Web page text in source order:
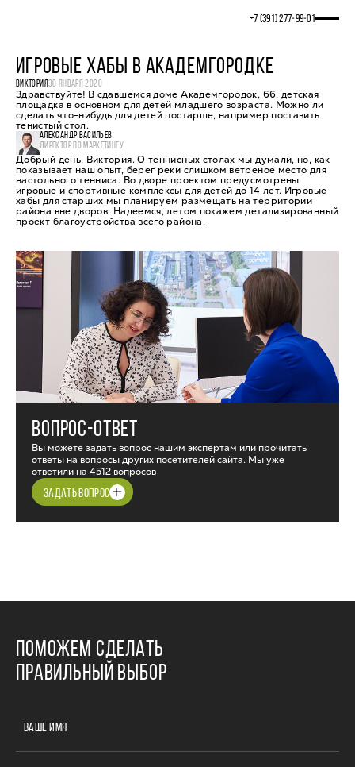
+7 (391) 277‒99‒01
ИГРОВЫЕ ХАБЫ В АКАДЕМГОРОДКЕ
ВИКТОРИЯ30 ЯНВАРЯ 2020
Здравствуйте! В сдавшемся доме Академгородок, 66, детская
площадка в основном для детей младшего возраста. Можно ли
сделать что-нибудь для детей постарше, например поставить
тенистый стол.
АЛЕКСАНДР ВАСИЛЬЕВ
ДИРЕКТОР ПО МАРКЕТИНГУ
Добрый день, Виктория. О теннисных столах мы думали, но, как
показывает наш опыт, берег реки слишком ветреное место для
настольного тенниса. Во дворе проектом предусмотрены
игровые и спортивные комплексы для детей до 14 лет. Игровые
хабы для старших мы планируем размещать на территории
района вне дворов. Надеемся, летом покажем детализированный
проект благоустройства всего района.
ВОПРОС-ОТВЕТ
Вы можете задать вопрос нашим экспертам или прочитать
ответы на вопросы других посетителей сайта. Мы уже
ответили на 4512 вопросов
ЗАДАТЬ ВОПРОС
ПОМОЖЕМ СДЕЛАТЬ
ПРАВИЛЬНЫЙ ВЫБОР
ВАШЕ ИМЯ